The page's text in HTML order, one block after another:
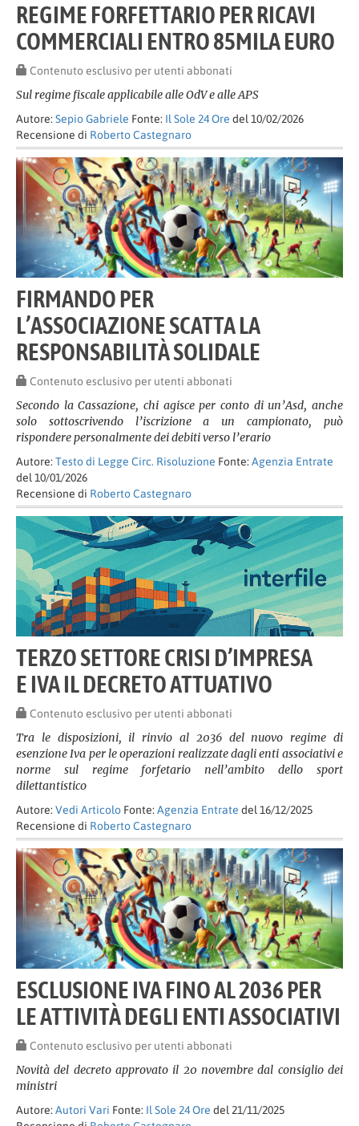
REGIME FORFETTARIO PER RICAVI
COMMERCIALI ENTRO 85MILA EURO
Contenuto esclusivo per utenti abbonati
Sul regime fiscale applicabile alle OdV e alle APS
Autore: Sepio Gabriele Fonte: Il Sole 24 Ore del 10/02/2026
Recensione di Roberto Castegnaro
FIRMANDO PER
L’ASSOCIAZIONE SCATTA LA
RESPONSABILITÀ SOLIDALE
Contenuto esclusivo per utenti abbonati
Secondo la Cassazione, chi agisce per conto di un’Asd, anche
solo sottoscrivendo l’iscrizione a un campionato, può
rispondere personalmente dei debiti verso l’erario
Autore: Testo di Legge Circ. Risoluzione Fonte: Agenzia Entrate
del 10/01/2026
Recensione di Roberto Castegnaro
TERZO SETTORE CRISI D’IMPRESA
E IVA IL DECRETO ATTUATIVO
Contenuto esclusivo per utenti abbonati
Tra le disposizioni, il rinvio al 2036 del nuovo regime di
esenzione Iva per le operazioni realizzate dagli enti associativi e
norme sul regime forfetario nell’ambito dello sport
dilettantistico
Autore: Vedi Articolo Fonte: Agenzia Entrate del 16/12/2025
Recensione di Roberto Castegnaro
ESCLUSIONE IVA FINO AL 2036 PER
LE ATTIVITÀ DEGLI ENTI ASSOCIATIVI
Contenuto esclusivo per utenti abbonati
Novità del decreto approvato il 20 novembre dal consiglio dei
ministri
Autore: Autori Vari Fonte: Il Sole 24 Ore del 21/11/2025